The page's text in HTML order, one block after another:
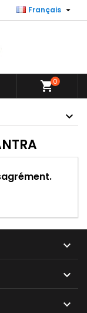
Français 
shopping_cart0


